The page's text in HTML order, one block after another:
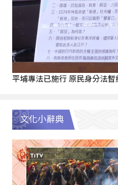
平埔專法已施行 原民身分法
文化小辭典